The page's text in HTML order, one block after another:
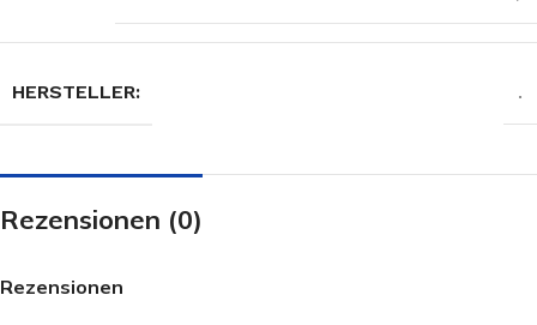
HERSTELLER: .
Rezensionen (0)
Rezensionen